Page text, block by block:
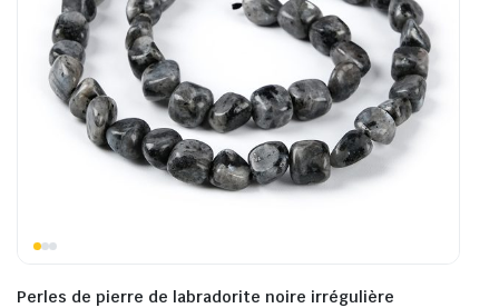
Perles de pierre de labradorite noire irrégulière